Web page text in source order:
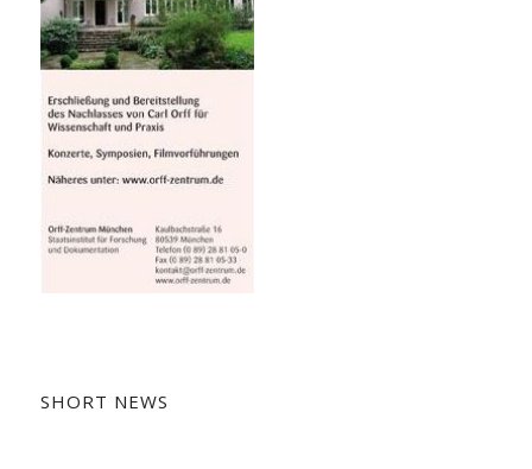
SHORT NEWS